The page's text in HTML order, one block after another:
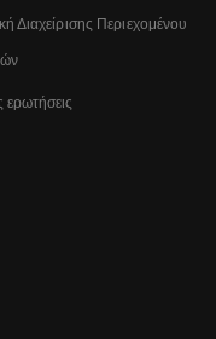
Διαχείρισης Περιεχομένου
ερωτήσεις